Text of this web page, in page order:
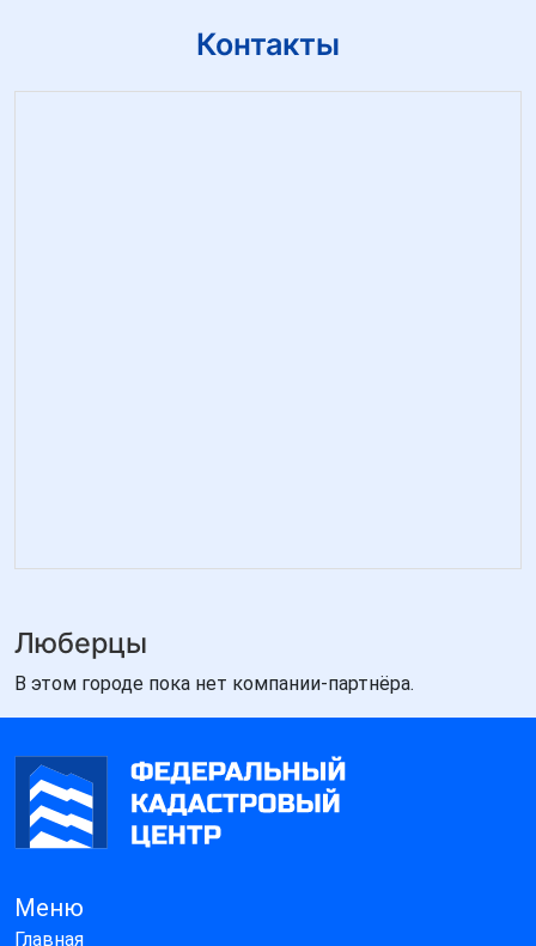
Контакты
Люберцы
В этом городе пока нет компании-партнёра.
Меню
Главная